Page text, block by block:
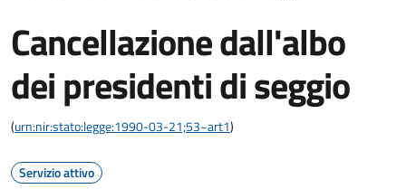
Cancellazione dall'albo
dei presidenti di seggio
(urn:nir:stato:legge:1990-03-21;53~art1)
Servizio attivo